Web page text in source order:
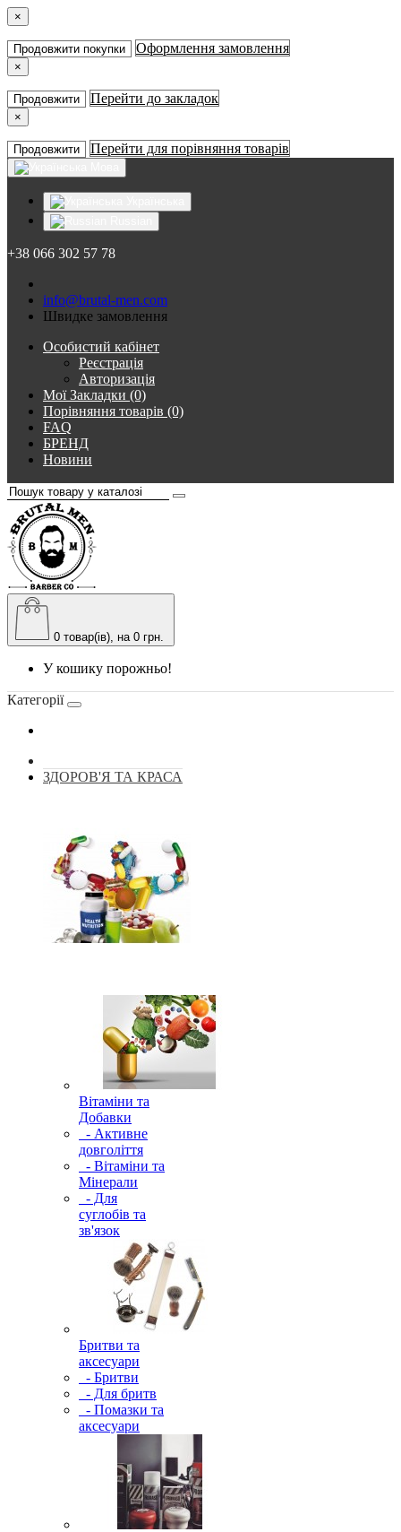
×
Продовжити покупки Оформлення замовлення
×
Продовжити Перейти до закладок
×
Продовжити Перейти для порівняння товарів
+38 066 302 57 78
info@brutal-men.com
Швидке замовлення
Особистий кабінет
Реєстрація
Авторизація
Мої Закладки (0)
Порівняння товарів (0)
FAQ
БРЕНД
Новини
0 товар(ів), на 0 грн.
У кошику порожньо!
Категорії
ЗДОРОВ'Я ТА КРАСА
Вітаміни та
Добавки
- Активне
довголіття
- Вітаміни та
Мінерали
- Для
суглобів та
зв'язок
Бритви та
аксесуари
- Бритви
- Для бритв
- Помазки та
аксесуари